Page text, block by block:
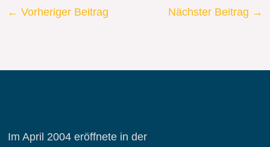
← Vorheriger Beitrag Nächster Beitrag →
Im April 2004 eröffnete in der